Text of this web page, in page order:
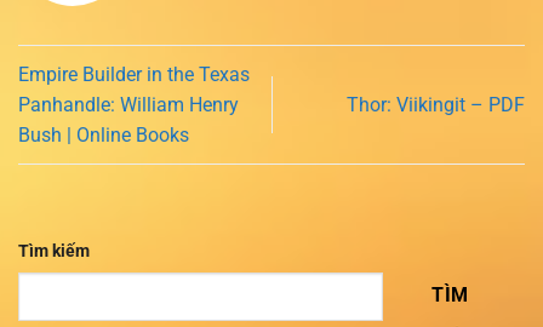
Empire Builder in the Texas
Panhandle: William Henry
Bush | Online Books
Thor: Viikingit – PDF
Tìm kiếm
TÌM